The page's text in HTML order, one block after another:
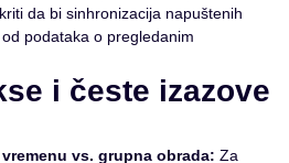
da bi sinhronizacija napuštenih
podataka o pregledanim
i česte izazove
vs. grupna obrada: Za